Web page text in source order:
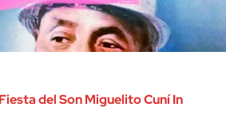
del Son Miguelito Cuní In